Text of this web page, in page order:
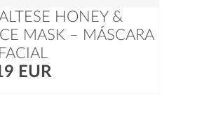
HONEY &
MASK – MÁSCARA
FACIAL
EUR